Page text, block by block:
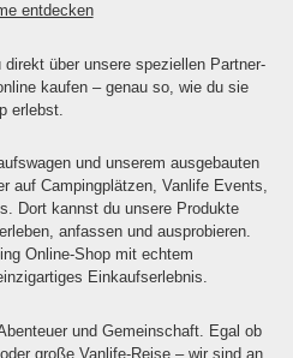
entdecken
über unsere speziellen Partner-
kaufen – genau so, wie du sie
erlebst.
und unserem ausgebauten
auf Campingplätzen, Vanlife Events,
Dort kannst du unsere Produkte
anfassen und ausprobieren.
Online-Shop mit echtem
Einkaufserlebnis.
und Gemeinschaft. Egal ob
große Vanlife-Reise – wir sind an